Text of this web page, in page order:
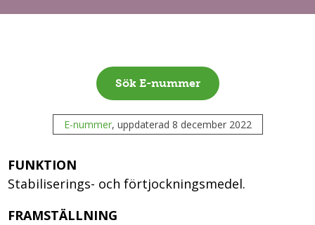
Sök E-nummer
E-nummer, uppdaterad 8 december 2022
FUNKTION
Stabiliserings- och förtjockningsmedel.
FRAMSTÄLLNING